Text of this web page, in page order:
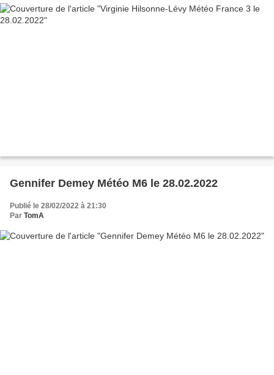
Gennifer Demey Météo M6 le 28.02.2022
Publié le 28/02/2022 à 21:30
Par TomA